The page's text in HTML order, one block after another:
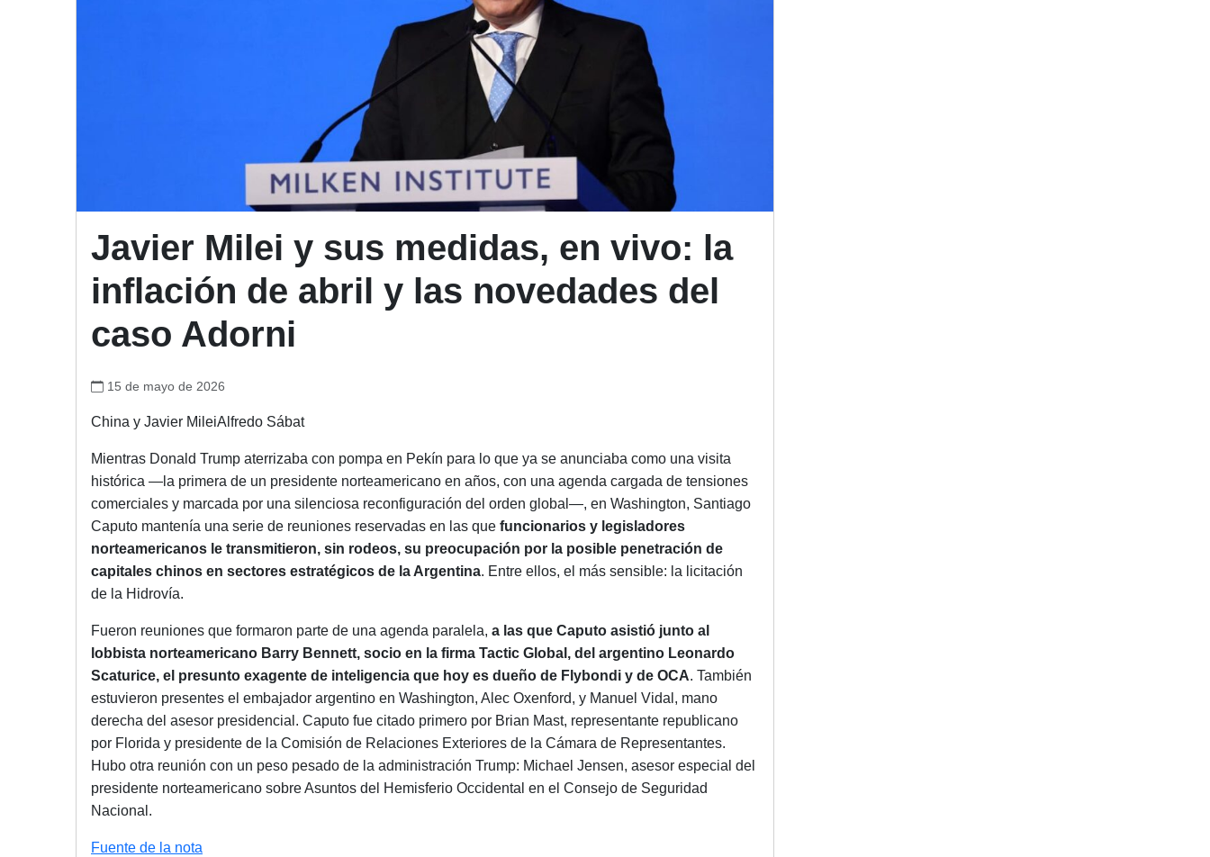
Javier Milei y sus medidas, en vivo: la
inflación de abril y las novedades del
caso Adorni
15 de mayo de 2026
China y Javier MileiAlfredo Sábat
Mientras Donald Trump aterrizaba con pompa en Pekín para lo que ya se anunciaba como una visita
histórica —la primera de un presidente norteamericano en años, con una agenda cargada de tensiones
comerciales y marcada por una silenciosa reconfiguración del orden global—, en Washington, Santiago
Caputo mantenía una serie de reuniones reservadas en las que funcionarios y legisladores
norteamericanos le transmitieron, sin rodeos, su preocupación por la posible penetración de
capitales chinos en sectores estratégicos de la Argentina. Entre ellos, el más sensible: la licitación
de la Hidrovía.
Fueron reuniones que formaron parte de una agenda paralela, a las que Caputo asistió junto al
lobbista norteamericano Barry Bennett, socio en la firma Tactic Global, del argentino Leonardo
Scaturice, el presunto exagente de inteligencia que hoy es dueño de Flybondi y de OCA. También
estuvieron presentes el embajador argentino en Washington, Alec Oxenford, y Manuel Vidal, mano
derecha del asesor presidencial. Caputo fue citado primero por Brian Mast, representante republicano
por Florida y presidente de la Comisión de Relaciones Exteriores de la Cámara de Representantes.
Hubo otra reunión con un peso pesado de la administración Trump: Michael Jensen, asesor especial del
presidente norteamericano sobre Asuntos del Hemisferio Occidental en el Consejo de Seguridad
Nacional.
Fuente de la nota